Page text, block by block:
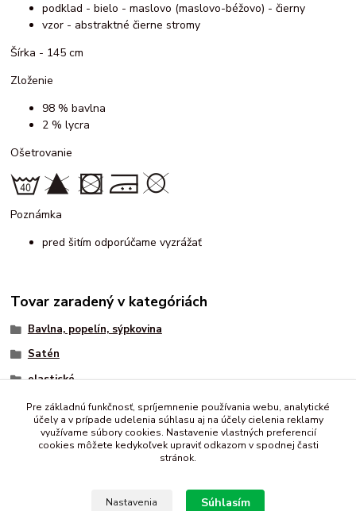
podklad - bielo - maslovo (maslovo-béžovo) - čierny
vzor - abstraktné čierne stromy
Šírka - 145 cm
Zloženie
98 % bavlna
2 % lycra
Ošetrovanie
Poznámka
pred šitím odporúčame vyzrážať
Tovar zaradený v kategóriách
Bavlna, popelín, sýpkovina
Satén
elastické
vzorované
vzorovaný - bavlnený
Pre základnú funkčnosť, spríjemnenie používania webu, analytické
účely a v prípade udelenia súhlasu aj na účely cielenia reklamy
využívame súbory cookies. Nastavenie vlastných preferencií
cookies môžete kedykoľvek upraviť odkazom v spodnej časti
stránok.
Nastavenia Súhlasím